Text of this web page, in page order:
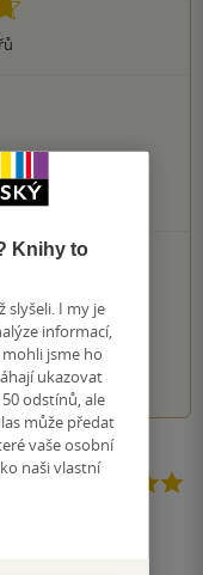
KNIHY
z 5
Knihy to
slyšeli. I my je
informací,
jsme ho
ukazovat
odstínů, ale
může předat
vaše osobní
naši vlastní